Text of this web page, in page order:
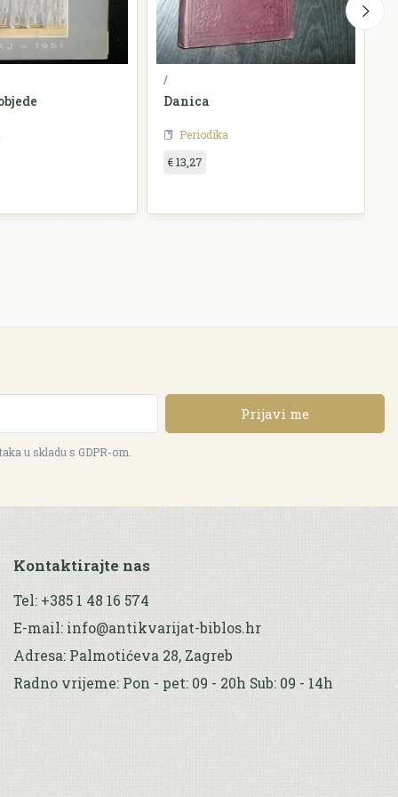
/
Danica
Periodika
€ 13,27
Prijavi me
u skladu s GDPR-om.
Kontaktirajte nas
Tel: +385 1 48 16 574
E-mail: info@antikvarijat-biblos.hr
Adresa: Palmotićeva 28, Zagreb
Radno vrijeme: Pon - pet: 09 - 20h Sub: 09 - 14h